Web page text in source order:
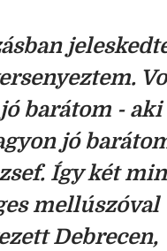
barátom - aki
jó
Így két
mellúszóval
Debrecen,